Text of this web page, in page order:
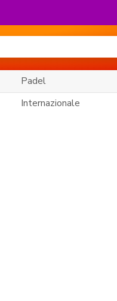
Padel
Internazionale